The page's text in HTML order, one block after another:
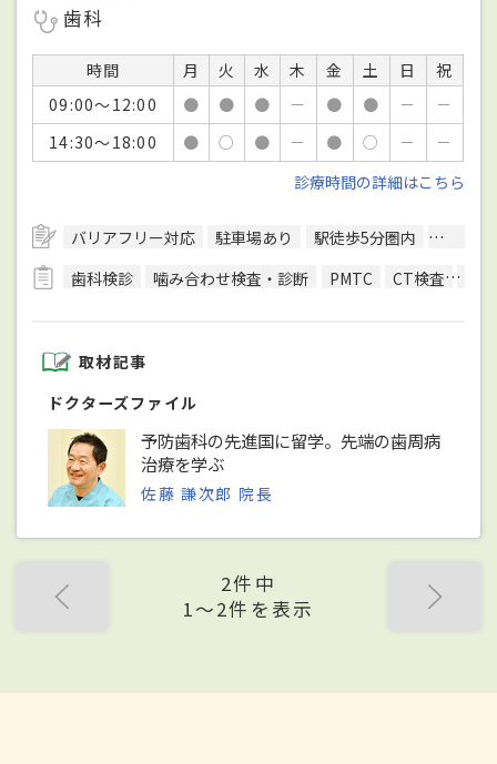
歯科
時間 月 火 水 木 金 土 日
祝
09:00～12:00
● ● ● － ● ● －
－
14:30～18:00
● ○ ● － ● ○ －
－
診療時間の詳細はこちら
バリアフリー対応 駐車場あり 駅徒歩5分圏内
予約可
歯科検診
噛み合わせ検査・診断 PMTC CT検査
取材記事
ドクターズファイル
予防歯科の先進国に留学。先端の歯周病
治療を学ぶ
佐藤 謙次郎 院長
2件中
1〜2件を表示